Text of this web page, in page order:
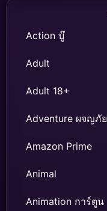
Action บู๊
Adult
Adult 18+
Adventure ผจญภัย
Amazon Prime
Animal
Animation การ์ตูน